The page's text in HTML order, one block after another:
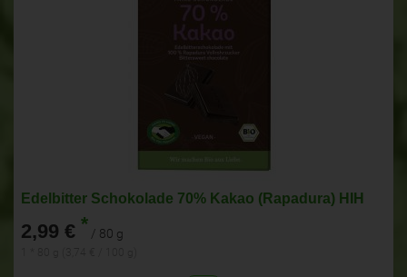
Edelbitter Schokolade 70% Kakao (Rapadura) HIH
2,99 € * / 80 g